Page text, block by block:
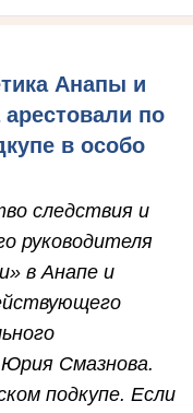
Анапы и
по
в особо
следствия и
руководителя
в Анапе и
Смазнова.
подкупе. Если